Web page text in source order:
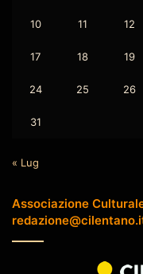
10 11 12
17 18 19
24 25 26
31
« Lug
Associazione